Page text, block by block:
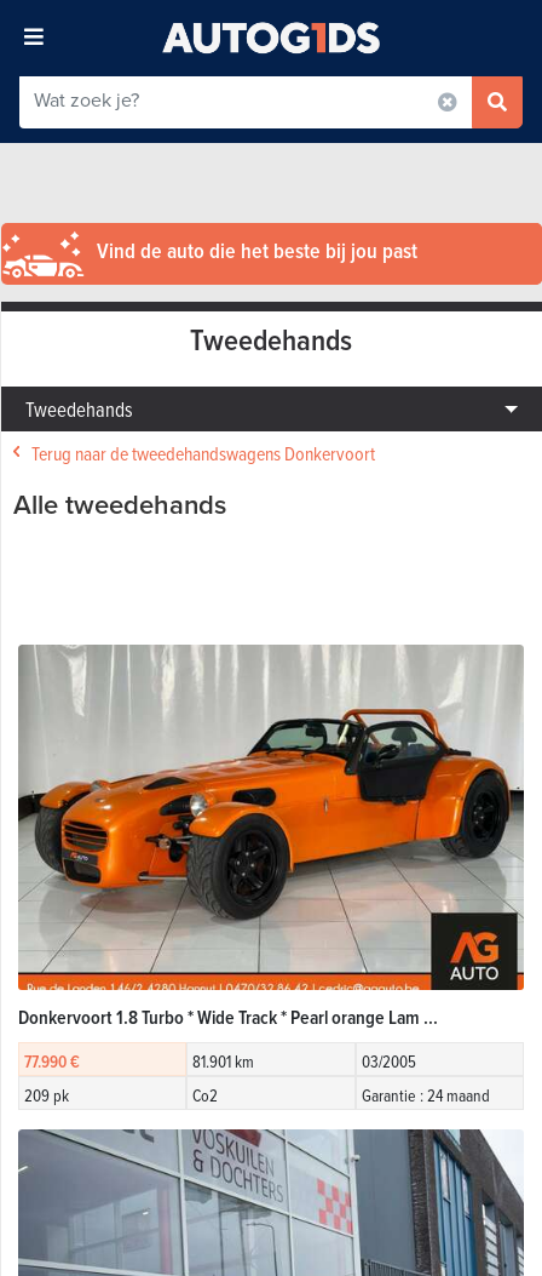
Vind de auto die het beste bij jou past
Tweedehands
Tweedehands
Terug naar de tweedehandswagens Donkervoort
Alle tweedehands
Donkervoort 1.8 Turbo * Wide Track * Pearl orange Lam ...
77.990 € 81.901 km
03/2005
209 pk
Co2 Garantie : 24 maand